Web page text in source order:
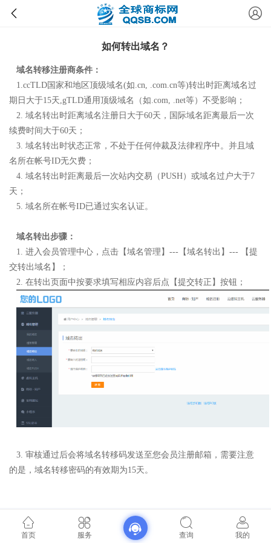
如何转出域名？
域名转移注册商条件：
1.ccTLD国家和地区顶级域名(如.cn, .com.cn等)转出时距离域名过
期日大于15天,gTLD通用顶级域名（如.com, .net等）不受影响；
2. 域名转出时距离域名注册日大于60天，国际域名距离最后一次
续费时间大于60天；
3. 域名转出时状态正常，不处于任何仲裁及法律程序中。并且域
名所在帐号ID无欠费；
4. 域名转出时距离最后一次站内交易 （PUSH） 或域名过户大于7
天；
5. 域名所在帐号ID已通过实名认证。
域名转出步骤：
1. 进入会员管理中心，点击【域名管理】---【域名转出】--- 【提
交转出域名】；
2. 在转出页面中按要求填写相应内容后点【提交转正】按钮；
3 审核通过后会将域名转移码发送至您会员注册邮箱，需要注意
的是，域名转移密码的有效期为15天。
首页 服务 查询 我的